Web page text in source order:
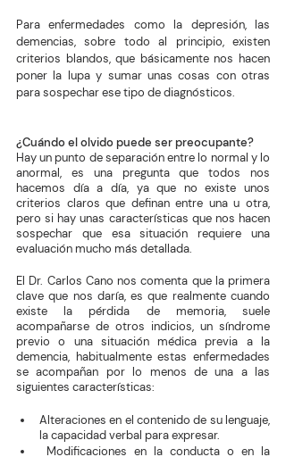
Para enfermedades como la depresión, las
demencias, sobre todo al principio, existen
criterios blandos, que básicamente nos hacen
poner la lupa y sumar unas cosas con otras
para sospechar ese tipo de diagnósticos.
¿Cuándo el olvido puede ser preocupante?
Hay un punto de separación entre lo normal y lo
anormal, es una pregunta que todos nos
hacemos día a día, ya que no existe unos
criterios claros que definan entre una u otra,
pero si hay unas características que nos hacen
sospechar que esa situación requiere una
evaluación mucho más detallada.
El Dr. Carlos Cano nos comenta que la primera
clave que nos daría, es que realmente cuando
existe la pérdida de memoria, suele
acompañarse de otros indicios, un síndrome
previo o una situación médica previa a la
demencia, habitualmente estas enfermedades
se acompañan por lo menos de una a las
siguientes características:
Alteraciones en el contenido de su lenguaje,
la capacidad verbal para expresar.